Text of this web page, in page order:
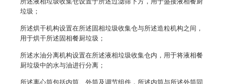
垃圾；
所述烘干机构设置在所述固相垃圾收集仓与所述造粒机构之间，
用于烘干所述固相餐厨垃圾；
所述水油分离机构设置在所述液相垃圾收集仓内，用于将液相餐
厨垃圾中的水与油进行分离；
所述离心筒包括内筒、外筒及调节组件，所述内筒与所述外筒同